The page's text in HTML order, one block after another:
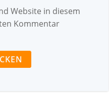
Website in diesem
Kommentar